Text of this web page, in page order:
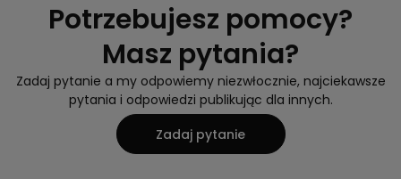
Potrzebujesz pomocy?
Masz pytania?
Zadaj pytanie a my odpowiemy niezwłocznie, najciekawsze
pytania i odpowiedzi publikując dla innych.
Zadaj pytanie